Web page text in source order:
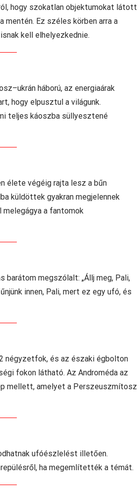
hogy szokatlan objektumokat látott
Ez széles körben arra a
kell elhelyezkednie.
háború, az energiaárak
hogy elpusztul a világunk.
teljes káoszba süllyesztené
élete végéig rajta lesz a bűn
küldöttek gyakran megjelennek
a fantomok
barátom megszólalt: „Állj meg, Pali,
innen, Pali, mert ez egy ufó, és
négyzetfok, és az északi égbolton
fokon látható. Az Androméda az
mellett, amelyet a Perszeuszmítosz
ufóészlelést illetően.
ha megemlítették a témát.